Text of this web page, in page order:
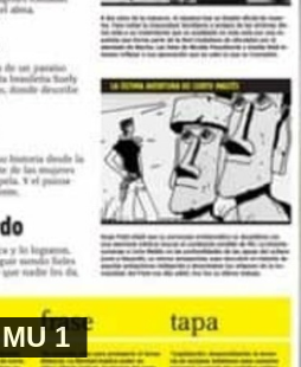
MU 1